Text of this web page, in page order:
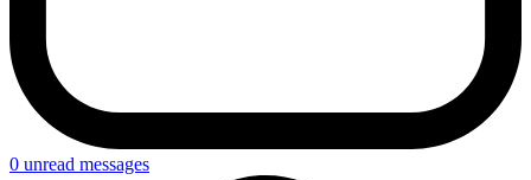
0 unread messages